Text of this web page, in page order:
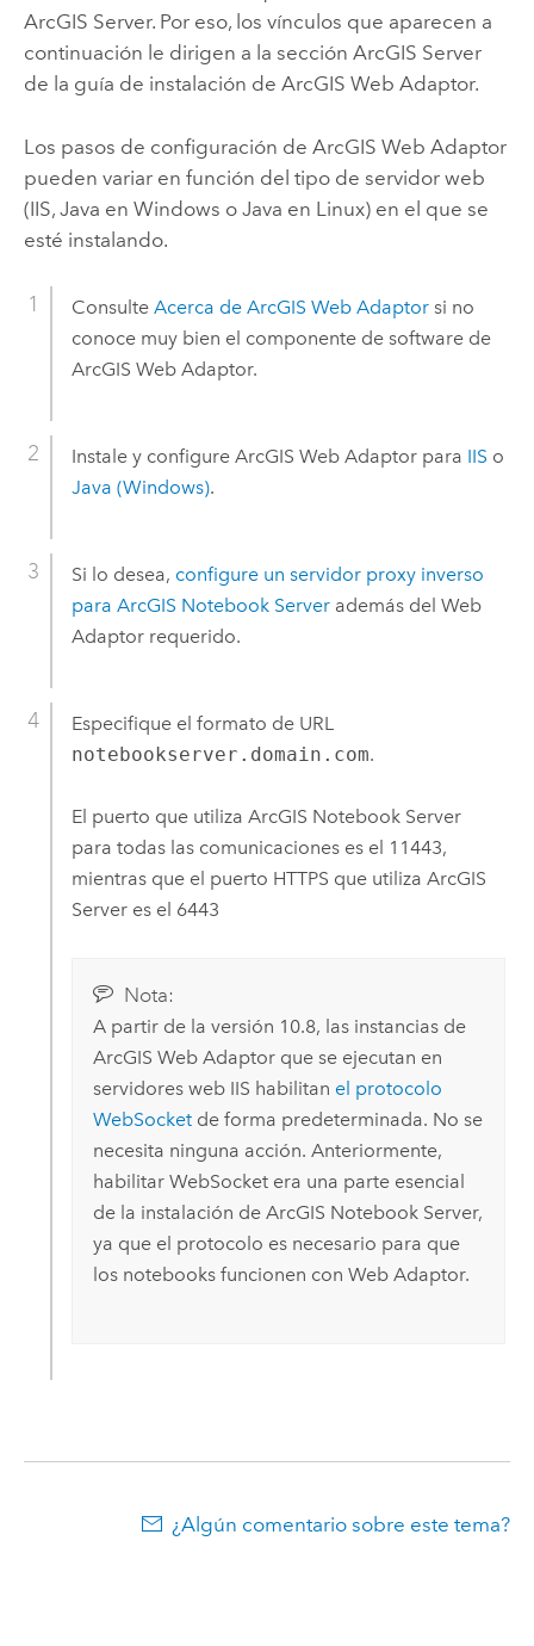
ArcGIS Server. Por eso, los vínculos que aparecen a
continuación le dirigen a la sección ArcGIS Server
de la guía de instalación de ArcGIS Web Adaptor.
Los pasos de configuración de ArcGIS Web Adaptor
pueden variar en función del tipo de servidor web
(IIS, Java en Windows o Java en Linux) en el que se
esté instalando.
Consulte Acerca de ArcGIS Web Adaptorsi no
conoce muy bien el componente de software de
ArcGIS Web Adaptor.
Instale y configure ArcGIS Web Adaptorpara IIS o
Java (Windows).
Si lo desea, configure un servidor proxy inverso
para ArcGIS Notebook Serverademás del Web
Adaptor requerido.
Especifique el formato de URL
notebookserver.domain.com.
El puerto que utiliza ArcGIS Notebook Server
para todas las comunicaciones es el 11443,
mientras que el puerto HTTPS que utiliza ArcGIS
Serveres el 6443
Nota:
A partir de la versión 10.8, las instancias de
ArcGIS Web Adaptorque se ejecutan en
servidores web IIS habilitan el protocolo
WebSocketde forma predeterminada. No se
necesita ninguna acción. Anteriormente,
habilitar WebSocket era una parte esencial
de la instalación de ArcGIS Notebook Server,
ya que el protocolo es necesario para que
los notebooks funcionen con Web Adaptor.
¿Algún comentario sobre este tema?